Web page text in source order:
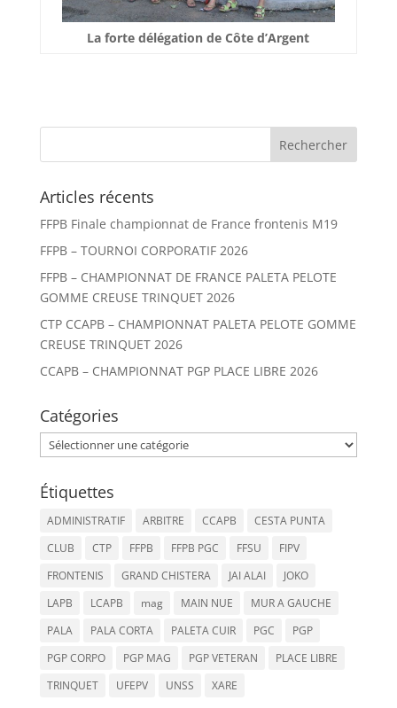
La forte délégation de Côte d’Argent
Articles récents
FFPB Finale championnat de France frontenis M19
FFPB – TOURNOI CORPORATIF 2026
FFPB – CHAMPIONNAT DE FRANCE PALETA PELOTE
GOMME CREUSE TRINQUET 2026
CTP CCAPB – CHAMPIONNAT PALETA PELOTE GOMME
CREUSE TRINQUET 2026
CCAPB – CHAMPIONNAT PGP PLACE LIBRE 2026
Catégories
Catégories
Étiquettes
ADMINISTRATIF ARBITRE CCAPB
CESTA PUNTA
CLUB
CTP FFPB FFPB PGC FFSU
FIPV
FRONTENIS
GRAND CHISTERA JAI ALAI
JOKO
LAPB
LCAPB mag MAIN NUE
MUR A GAUCHE
PALA
PALA CORTA PALETA CUIR PGC
PGP
PGP CORPO
PGP MAG PGP VETERAN
PLACE LIBRE
TRINQUET
UFEPV UNSS XARE